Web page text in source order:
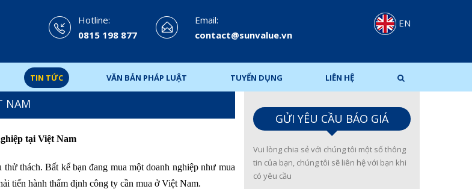
Hotline:
0815 198 877
Email:
contact@sunvalue.vn
EN
TIN TỨC VĂN BẢN PHÁP LUẬT TUYỂN DỤNG LIÊN HỆ
NAM
tại Việt Nam
thách. Bất kể bạn đang mua một doanh nghiệp như mua
tiến hành thẩm định công ty cần mua ở Việt Nam.
GỬI YÊU CẦU BÁO GIÁ
Vui lòng chia sẻ với chúng tôi một số thông
tin của bạn, chúng tôi sẽ liên hệ với bạn khi
có yêu cầu